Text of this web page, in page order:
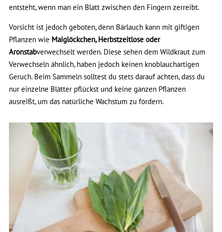
entsteht, wenn man ein Blatt zwischen den Fingern zerreibt.
Vorsicht ist jedoch geboten, denn Bärlauch kann mit giftigen
Pflanzen wie Maiglöckchen, Herbstzeitlose oder
Aronstabverwechselt werden. Diese sehen dem Wildkraut zum
Verwechseln ähnlich, haben jedoch keinen knoblauchartigen
Geruch. Beim Sammeln solltest du stets darauf achten, dass du
nur einzelne Blätter pflückst und keine ganzen Pflanzen
ausreißt, um das natürliche Wachstum zu fördern.